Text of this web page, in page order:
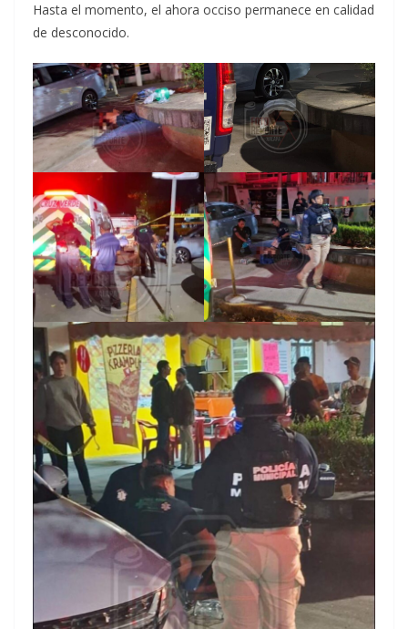
Hasta el momento, el ahora occiso permanece en calidad
de desconocido.